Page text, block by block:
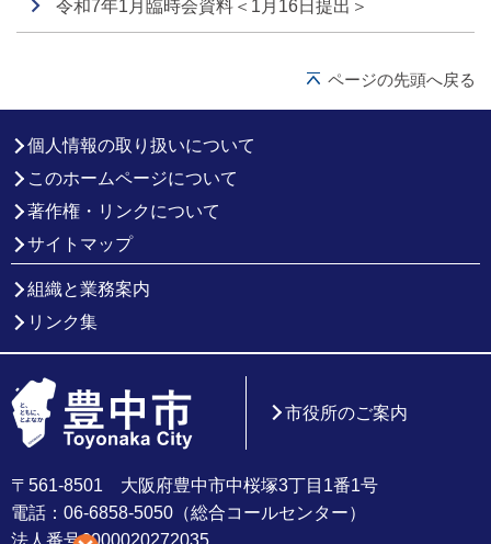
令和7年1月臨時会資料＜1月16日提出＞
ページの先頭へ戻る
個人情報の取り扱いについて
このホームページについて
著作権・リンクについて
サイトマップ
組織と業務案内
リンク集
〒561-8501 大阪府豊中市中桜塚3丁目1番1号
電話：06-6858-5050（総合コールセンター）
法人番号6000020272035
市役所のご案内